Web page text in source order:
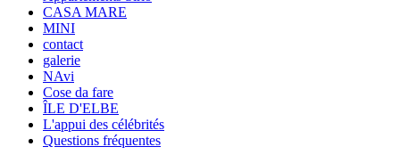
CASA MARE
MINI
contact
galerie
NAvi
Cose da fare
ÎLE D'ELBE
L'appui des célébrités
Questions fréquentes